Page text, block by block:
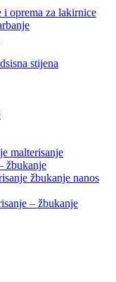
oprema za lakirnice
stijena
malterisanje
žbukanje
žbukanje nanos
– žbukanje